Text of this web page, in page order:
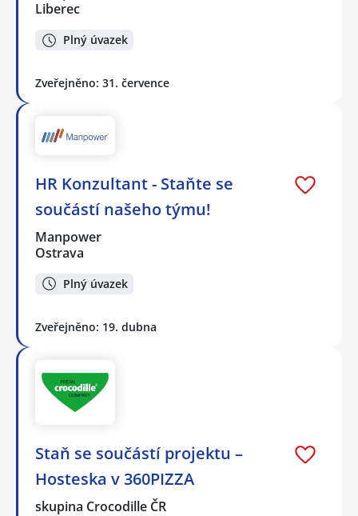
Liberec
Plný úvazek
Zveřejněno: 31. července
HR Konzultant - Staňte se
součástí našeho týmu!
Manpower
Ostrava
Plný úvazek
Zveřejněno: 19. dubna
Staň se součástí projektu –
Hosteska v 360PIZZA
skupina Crocodille ČR